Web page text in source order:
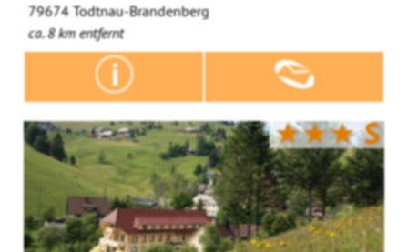
79674 Todtnau-Brandenberg
ca. 8 km entfernt
★★★S